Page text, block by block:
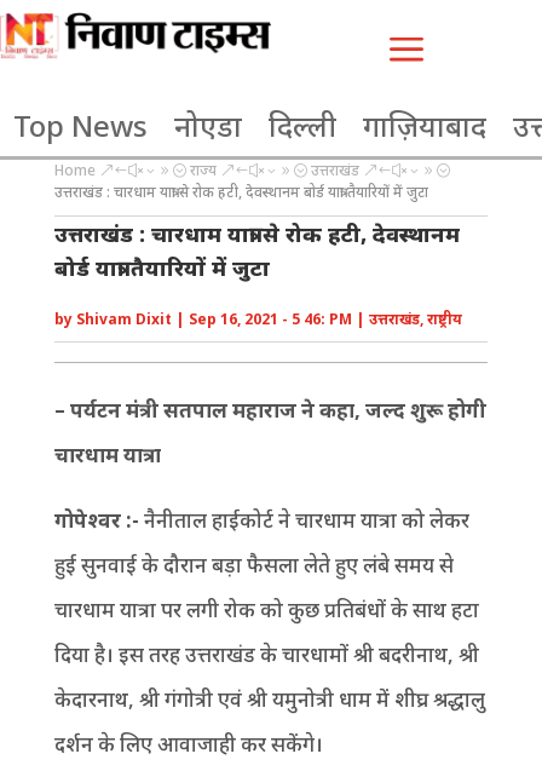
a
Top News नोएडा दिल्ली गाज़ियाबाद
Home &#x39; राज्य &#x39; उत्तराखंड &#x39;
उत्तराखंड : चारधाम यात्रा से रोक हटी, देवस्थानम बोर्ड यात्रा तैयारियों में जुटा
उत्तराखंड : चारधाम यात्रा से रोक हटी, देवस्थानम
बोर्ड यात्रा तैयारियों में जुटा
by Shivam Dixit | Sep 16, 2021 - 5 46: PM | उत्तराखंड,राष्ट्रीय
– पर्यटन मंत्री सतपाल महाराज ने कहा, जल्द शुरू होगी
चारधाम यात्रा
गोपेश्वर :- नैनीताल हाईकोर्ट ने चारधाम यात्रा को लेकर
हुई सुनवाई के दौरान बड़ा फैसला लेते हुए लंबे समय से
चारधाम यात्रा पर लगी रोक को कुछ प्रतिबंधों के साथ हटा
दिया है। इस तरह उत्तराखंड के चारधामों श्री बदरीनाथ, श्री
केदारनाथ, श्री गंगोत्री एवं श्री यमुनोत्री धाम में शीघ्र श्रद्धालु
दर्शन के लिए आवाजाही कर सकेंगे।